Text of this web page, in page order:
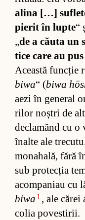
alina […]
pie­rit în lupte“
„de a că­uta un
tice care au
Această func­ție
biwa“ (biwa
aezi în ge­ne­ral
ri­lor noș­tri de
de­clamând cu o
îna­lte ale
mo­na­ha­lă, fără
sub pro­tec­ția
acom­pa­niau cu
biwa 1 , ale
co­lia po­ves­ti­rii.